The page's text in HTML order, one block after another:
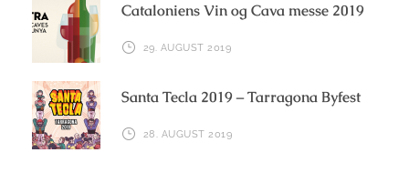
Cataloniens Vin og Cava messe 2019
29. AUGUST 2019
Santa Tecla 2019 – Tarragona Byfest
28. AUGUST 2019